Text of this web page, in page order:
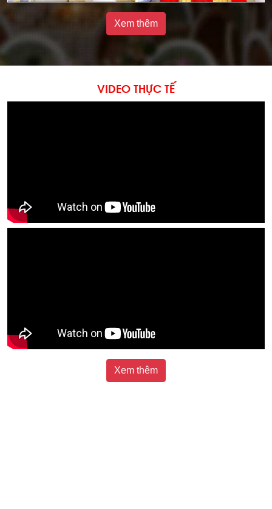
Xem thêm
VIDEO THỰC TẾ
Xem thêm